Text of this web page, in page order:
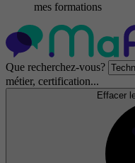
mes formations
Que recherchez-vous?
métier, certification...
Effacer